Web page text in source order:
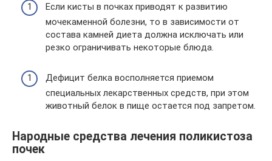
Если кисты в почках приводят к развитию
мочекаменной болезни, то в зависимости от
состава камней диета должна исключать или
резко ограничивать некоторые блюда.
Дефицит белка восполняется приемом
специальных лекарственных средств, при этом
животный белок в пище остается под запретом.
Народные средства лечения поликистоза
почек